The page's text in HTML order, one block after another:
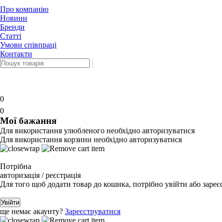
Про компанію
Новини
Бренди
Статті
Умови співпраці
Контакти
0
0
Мої бажання
Для використання улюбленого необхідно авторизуватися
Для використання корзини необхідно авторизуватися
Потрібна
авторизація / реєстрація
Для того щоб додати товар до кошика, потрібно увійти або
Увійти
ще немає акаунту? Зареєструватися